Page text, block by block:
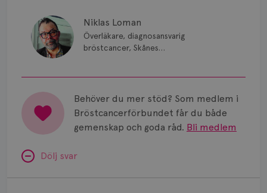
Niklas Loman
Överläkare, diagnosansvarig
bröstcancer, Skånes
Behöver du mer stöd? Som medlem i
Bröstcancerförbundet får du både
gemenskap och goda råd. Bli medlem
Dölj svar